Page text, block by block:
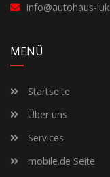
info@autohaus-
MENÜ
Startseite
Über uns
Services
mobile.de Seite